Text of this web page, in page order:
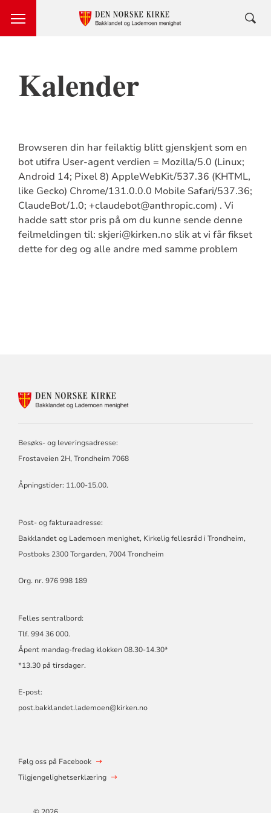
Kalender
Browseren din har feilaktig blitt gjenskjent som en
bot utifra User-agent verdien = Mozilla/5.0 (Linux;
Android 14; Pixel 8) AppleWebKit/537.36 (KHTML,
like Gecko) Chrome/131.0.0.0 Mobile Safari/537.36;
ClaudeBot/1.0; +claudebot@anthropic.com) . Vi
hadde satt stor pris på om du kunne sende denne
feilmeldingen til: skjeri@kirken.no slik at vi får fikset
dette for deg og alle andre med samme problem
Besøks- og leveringsadresse:
Frostaveien 2H, Trondheim 7068
Åpningstider: 11.00-15.00.
Post- og fakturaadresse:
Bakklandet og Lademoen menighet, Kirkelig fellesråd i Trondheim,
Postboks 2300 Torgarden, 7004 Trondheim
Org. nr. 976 998 189
Felles sentralbord:
Tlf. 994 36 000.
Åpent mandag-fredag klokken 08.30-14.30*
*13.30 på tirsdager.
E-post:
post.bakklandet.lademoen@kirken.no
Følg oss på Facebook
Tilgjengelighetserklæring